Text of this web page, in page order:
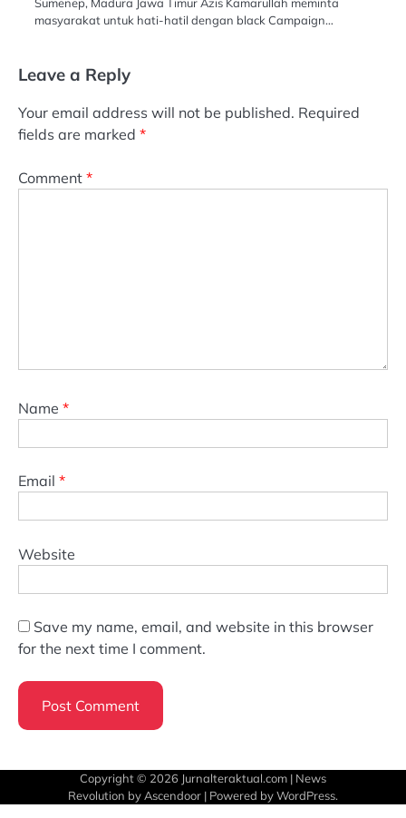
masyarakat untuk hati-hatil dengan black Campaign…
Leave a Reply
Your email address will not be published. Required
fields are marked *
Comment *
Name *
Email *
Website
Save my name, email, and website in this browser
for the next time I comment.
Copyright © 2026 Jurnalteraktual.com | News
Revolution by Ascendoor | Powered byWordPress.